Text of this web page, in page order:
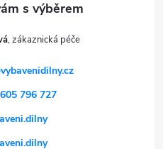
vybavenidilny.cz
796 727